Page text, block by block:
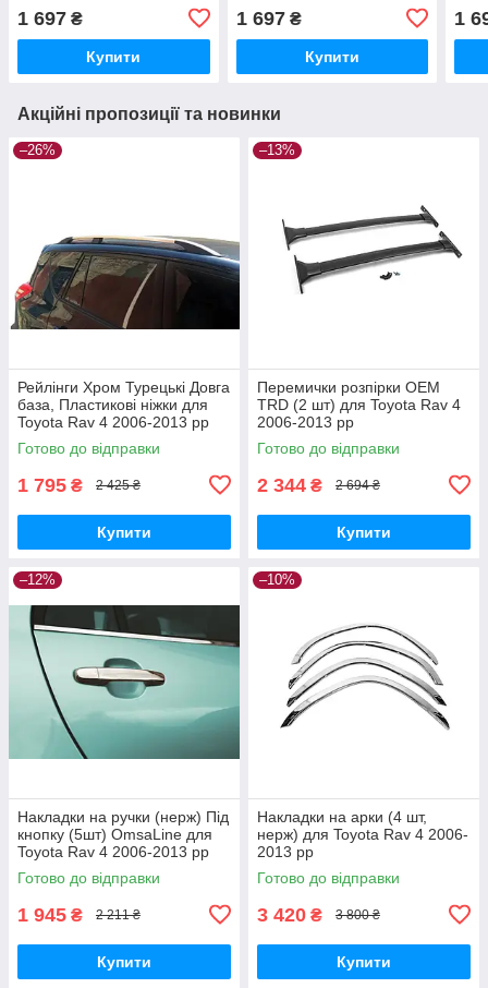
1 697 ₴
Купити
1 697₴
Купити
1
Акційні пропозиції та новинки
–26%
Рейлінги Хром Турецькі Довга
база, Пластикові ніжки для
Toyota Rav 4 2006-2013 рр
Готово до відправки
1 795 ₴ 2 425 ₴
Купити
–13%
Перемички розпірки ОЕМ
TRD (2 шт) для Toyota Rav 4
2006-2013 рр
Готово до відправки
2 344 ₴ 2 694 ₴
Купити
–12%
Накладки на ручки (нерж) Під
кнопку (5шт) OmsaLine для
Toyota Rav 4 2006-2013 рр
Готово до відправки
1 945 ₴ 2 211 ₴
Купити
–10%
Накладки на арки (4 шт,
нерж) для Toyota Rav 4 2006-
2013 рр
Готово до відправки
3 420 ₴ 3 800 ₴
Купити